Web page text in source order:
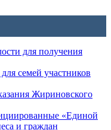
для получения
семей участников
Жириновского
«Единой
и граждан